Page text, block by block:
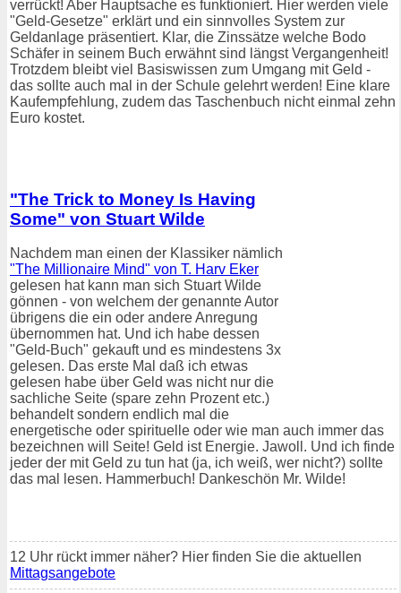
verrückt! Aber Hauptsache es funktioniert. Hier werden viele
"Geld-Gesetze" erklärt und ein sinnvolles System zur
Geldanlage präsentiert. Klar, die Zinssätze welche Bodo
Schäfer in seinem Buch erwähnt sind längst Vergangenheit!
Trotzdem bleibt viel Basiswissen zum Umgang mit Geld -
das sollte auch mal in der Schule gelehrt werden! Eine klare
Kaufempfehlung, zudem das Taschenbuch nicht einmal zehn
Euro kostet.
"The Trick to Money Is Having
Some" von Stuart Wilde
Nachdem man einen der Klassiker nämlich
"The Millionaire Mind" von T. Harv Eker
gelesen hat kann man sich Stuart Wilde
gönnen - von welchem der genannte Autor
übrigens die ein oder andere Anregung
übernommen hat. Und ich habe dessen
"Geld-Buch" gekauft und es mindestens 3x
gelesen. Das erste Mal daß ich etwas
gelesen habe über Geld was nicht nur die
sachliche Seite (spare zehn Prozent etc.)
behandelt sondern endlich mal die
energetische oder spirituelle oder wie man auch immer das
bezeichnen will Seite! Geld ist Energie. Jawoll. Und ich finde
jeder der mit Geld zu tun hat (ja, ich weiß, wer nicht?) sollte
das mal lesen. Hammerbuch! Dankeschön Mr. Wilde!
12 Uhr rückt immer näher? Hier finden Sie die aktuellen
Mittagsangebote